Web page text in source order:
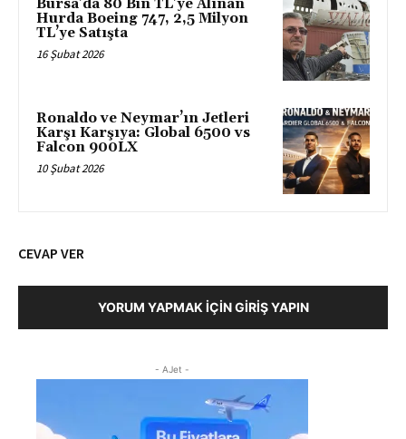
Bursa’da 80 Bin TL’ye Alınan
Hurda Boeing 747, 2,5 Milyon
TL’ye Satışta
16 Şubat 2026
Ronaldo ve Neymar’ın Jetleri
Karşı Karşıya: Global 6500 vs
Falcon 900LX
10 Şubat 2026
CEVAP VER
YORUM YAPMAK İÇIN GIRIŞ YAPIN
- AJet -